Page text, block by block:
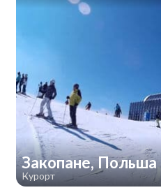
Закопане, Польша
Курорт